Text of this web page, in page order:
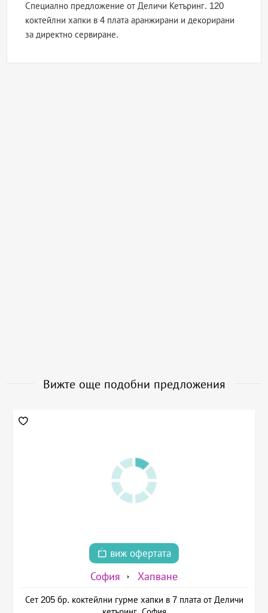
Специално предложение от Деличи Кетъринг. 120
коктейлни хапки в 4 плата аранжирани и декорирани
за директно сервиране.
Вижте още подобни предложения
виж офертата
София Хапване
Сет 205 бр. коктейлни гурме хапки в 7 плата от Деличи